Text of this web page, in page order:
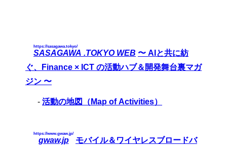
SASAGAWA .TOKYO WEB
https://sasagawa.tokyo/
〜 AIと共に紡
ぐ、Finance × ICT の活動ハブ＆開発舞台裏マガ
ジン 〜
- 活動の地図（Map of Activities）
gwaw.jp
https://www.gwaw.jp/
モバイル＆ワイヤレスブロードバ